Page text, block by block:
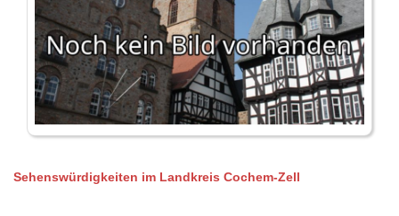
Sehenswürdigkeiten im Landkreis Cochem-Zell